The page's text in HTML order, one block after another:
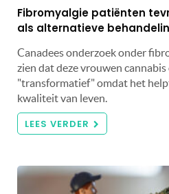
Fibromyalgie patiënten
als alternatieve
Canadees onderzoek onder
zien dat deze vrouwen
"transformatief" omdat het
kwaliteit van leven.
LEES VERDER